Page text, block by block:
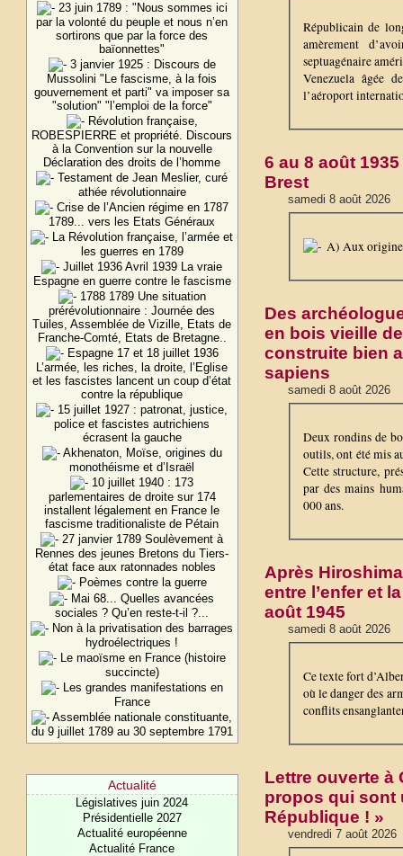
23 juin 1789 : "Nous sommes ici
par la volonté du peuple et nous n’en
sortirons que par la force des
baïonnettes"
3 janvier 1925 : Discours de
Mussolini "Le fascisme, à la fois
gouvernement et parti" va imposer sa
"solution" "l’emploi de la force"
Révolution française,
ROBESPIERRE et propriété. Discours
à la Convention sur la nouvelle
Déclaration des droits de l’homme
Testament de Jean Meslier, curé
athée révolutionnaire
Crise de l’Ancien régime en 1787
1789... vers les Etats Généraux
La Révolution française, l’armée et
les guerres en 1789
Juillet 1936 Avril 1939 La vraie
Espagne en guerre contre le fascisme
1788 1789 Une situation
prérévolutionnaire : Journée des
Tuiles, Assemblée de Vizille, Etats de
Franche-Comté, Etats de Bretagne..
Espagne 17 et 18 juillet 1936
L’armée, les riches, la droite, l’Eglise
et les fascistes lancent un coup d’état
contre la république
15 juillet 1927 : patronat, justice,
police et fascistes autrichiens
écrasent la gauche
Akhenaton, Moïse, origines du
monothéisme et d’Israël
10 juillet 1940 : 173
parlementaires de droite sur 174
installent légalement en France le
fascisme traditionaliste de Pétain
27 janvier 1789 Soulèvement à
Rennes des jeunes Bretons du Tiers-
état face aux ratonnades nobles
Poèmes contre la guerre
Mai 68... Quelles avancées
sociales ? Qu’en reste-t-il ?...
Non à la privatisation des barrages
hydroélectriques !
Le maoïsme en France (histoire
succincte)
Les grandes manifestations en
France
Assemblée nationale constituante,
du 9 juillet 1789 au 30 septembre 1791
Actualité
Législatives juin 2024
Présidentielle 2027
Actualité européenne
Actualité France
Républicain de
amèrement
septuagénaire
Venezuela âgée
l’aéroport
6 au 8 août
Brest
samedi 8 août 2026
A) Aux
Des
en bois vieille
construite bien
sapiens
samedi 8 août 2026
Deux rondins de
outils, ont été mis
Cette structure,
par des mains
000 ans.
Après
entre l’enfer et
août 1945
samedi 8 août 2026
Ce texte fort
où le danger des
conflits
Lettre ouverte à
propos qui sont
République ! »
vendredi 7 août 2026